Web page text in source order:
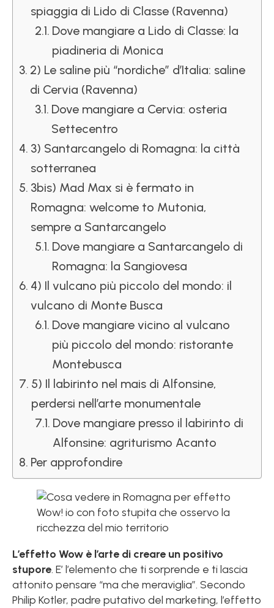
spiaggia di Lido di Classe (Ravenna)
Dove mangiare a Lido di Classe: la
piadineria di Monica
2) Le saline più “nordiche” d’Italia: saline
di Cervia (Ravenna)
Dove mangiare a Cervia: osteria
Settecentro
3) Santarcangelo di Romagna: la città
sotterranea
3bis) Mad Max si è fermato in
Romagna: welcome to Mutonia,
sempre a Santarcangelo
Dove mangiare a Santarcangelo di
Romagna: la Sangiovesa
4) Il vulcano più piccolo del mondo: il
vulcano di Monte Busca
Dove mangiare vicino al vulcano
più piccolo del mondo: ristorante
Montebusca
5) Il labirinto nel mais di Alfonsine,
perdersi nell’arte monumentale
Dove mangiare presso il labirinto di
Alfonsine: agriturismo Acanto
Per approfondire
L’effetto Wow è l’arte di creare un positivo
stupore. E’ l’elemento che ti sorprende e ti lascia
attonito pensare “ma che meraviglia”. Secondo
Philip Kotler, padre putativo del marketing, l’effetto